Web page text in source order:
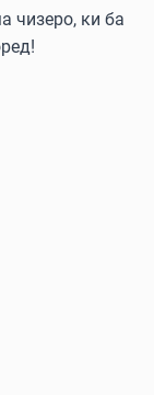
чизеро, ки ба